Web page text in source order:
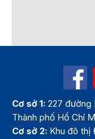
Cơ sở 1: 227 đường
Thành phố Hồ Chí
Cơ sở 2: Khu đô thị